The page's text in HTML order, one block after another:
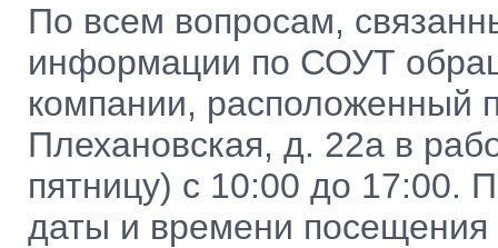
По всем вопросам,
информации по СОУТ
компании, расположенный
Плехановская, д. 22а в
пятницу) с 10:00 до 17:00.
даты и времени посещения